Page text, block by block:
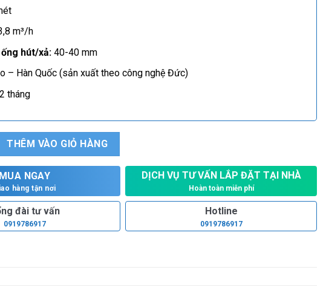
m³/h
hút/xả:40-40 mm
– Hàn Quốc (sản xuất theo công nghệ Đức)
tháng
không Wilo PW 750E số lượng
THÊM VÀO GIỎ HÀNG
MUA NGAY
hàng tận nơi
DỊCH VỤ TƯ VẤN LẮP ĐẶT TẠI NHÀ
Hoàn toàn miễn phí
đài tư vấn
0919786917
Hotline
0919786917